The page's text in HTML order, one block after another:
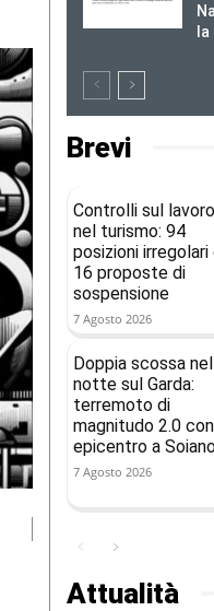
Brevi
Controlli sul lavoro
nel turismo: 94
posizioni irregolari
16 proposte di
sospensione
7 Agosto 2026
Doppia scossa
notte sul Garda:
terremoto di
magnitudo 2.0 con
epicentro a
7 Agosto 2026
Attualità